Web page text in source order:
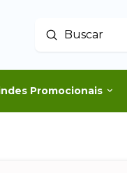
Buscar
Enviar
Promocionais